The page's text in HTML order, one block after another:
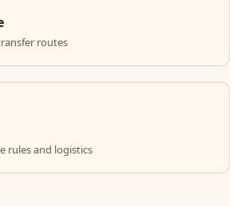
routes
rules and logistics